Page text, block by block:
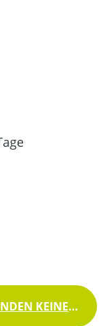
NACHRICHT SENDEN. ! WIR VERSENDEN KEINE WAREN !